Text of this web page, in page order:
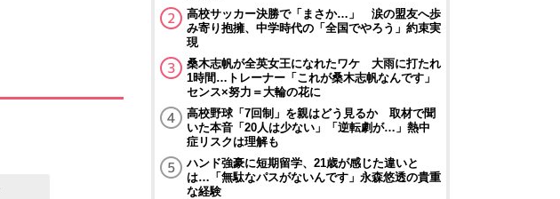
高校サッカー決勝で「まさか…」 涙の盟友へ歩
み寄り抱擁、中学時代の「全国でやろう」約束実
現
桑木志帆が全英女王になれたワケ 大雨に打たれ
1時間…トレーナー「これが桑木志帆なんです」
センス×努力＝大輪の花に
高校野球「7回制」を親はどう見るか 取材で聞
いた本音「20人は少ない」「逆転劇が…」熱中
症リスクは理解も
ハンド強豪に短期留学、21歳が感じた違いと
は…「無駄なパスがないんです」永森悠透の貴重
な経験